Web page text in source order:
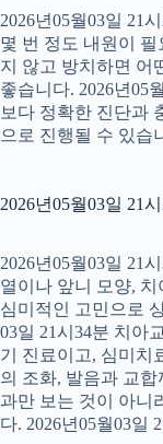
2026년05월03일 21
몇 번 정도 내원이
지 않고 방치하면 어
좋습니다. 2026년05
보다 정확한 진단과
으로 진행될 수 있습
2026년05월03일 21
2026년05월03일 21
열이나 앞니 모양,
심미적인 고민으로
03일 21시34분 치아
기 진료이고, 심미치
의 조화, 발음과 교
과만 보는 것이 아니
다. 2026년05월03일